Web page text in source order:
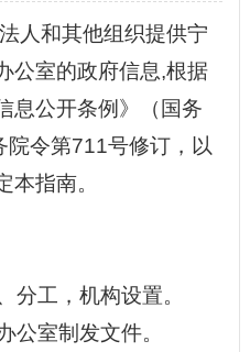
人和其他组织提供宁
公室的政府信息,根据
息公开条例》（国务
令第711号修订，以
本指南。
分工，机构设置。
公室制发文件。